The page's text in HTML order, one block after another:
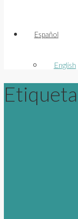
Español
English